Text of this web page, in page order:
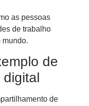
as pessoas
de trabalho
mundo.
de
digital
de